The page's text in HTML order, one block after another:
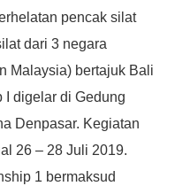
pencak silat
dari 3 negara
Malaysia) bertajuk Bali
I digelar di Gedung
Denpasar. Kegiatan
26 – 28 Juli 2019.
1 bermaksud